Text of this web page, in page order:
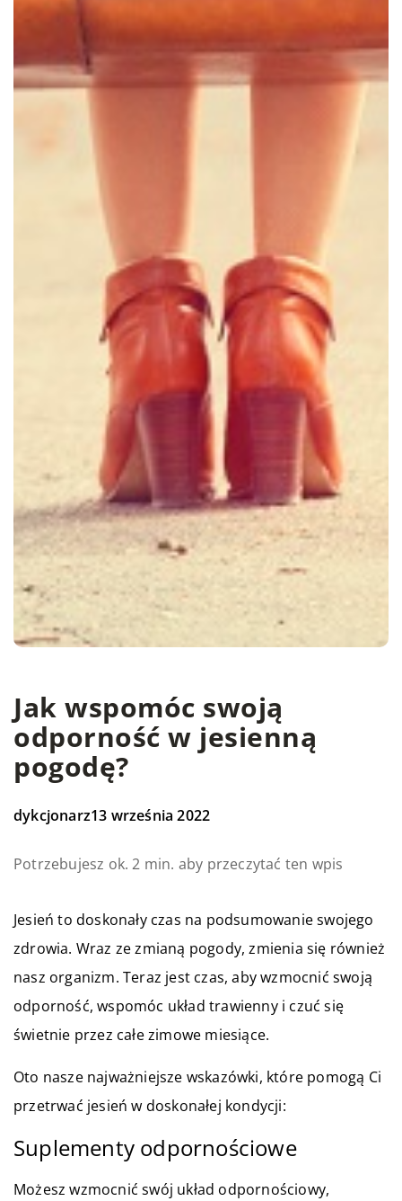
Jak wspomóc swoją
odporność w jesienną
pogodę?
dykcjonarz13 września 2022
Potrzebujesz ok. 2 min. aby przeczytać ten wpis
Jesień to doskonały czas na podsumowanie swojego
zdrowia. Wraz ze zmianą pogody, zmienia się również
nasz organizm. Teraz jest czas, aby wzmocnić swoją
odporność, wspomóc układ trawienny i czuć się
świetnie przez całe zimowe miesiące.
Oto nasze najważniejsze wskazówki, które pomogą Ci
przetrwać jesień w doskonałej kondycji:
Suplementy odpornościowe
Możesz wzmocnić swój układ odpornościowy,